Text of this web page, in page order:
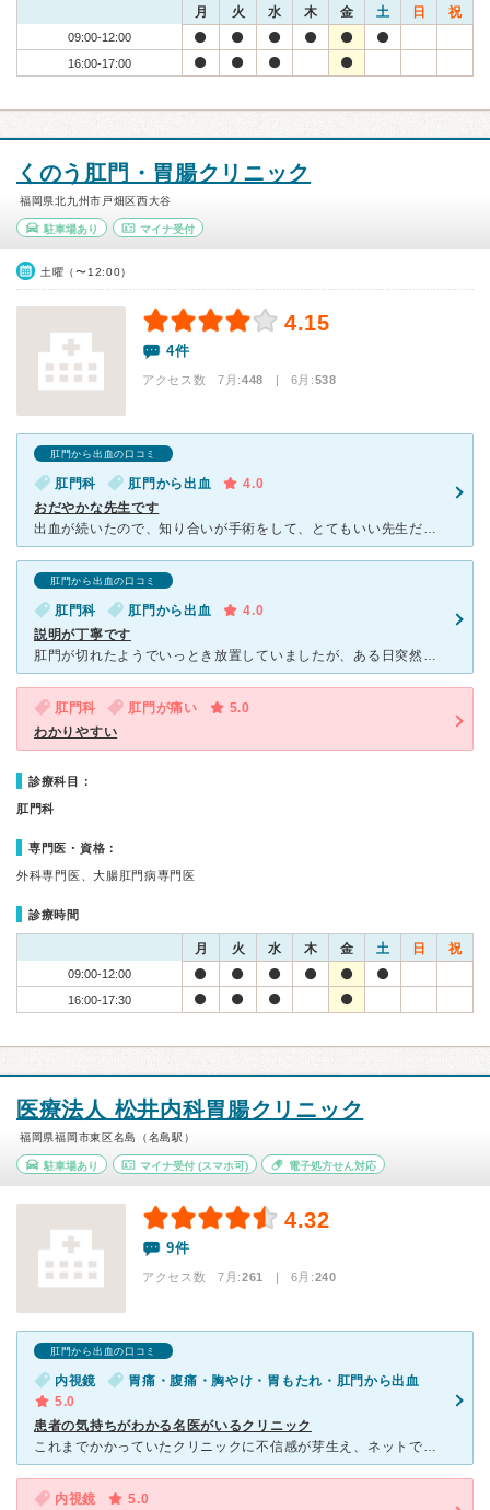
月 火 水 木 金 土 日 祝
09:00-12:00
16:00-17:00
くのう肛門・胃腸クリニック
福岡県北九州市戸畑区西大谷
駐車場あり マイナ受付
土曜（〜12:00）
4.15
4件
アクセス数 7月:448 | 6月:538
肛門から出血の口コミ
肛門科 肛門から出血
4.0
おだやかな先生です
出血が続いたので、知り合いが手術をして、とてもいい先生だからと教えられ、こちらの医院を受診しました。 初診は、腸が張っていると言われ、電気治療をしました。自分では全く変わりはなかったのですが、言われ
肛門から出血の口コミ
肛門科 肛門から出血
4.0
説明が丁寧です
肛門が切れたようでいっとき放置していましたが、ある日突然便器が真っ赤になるくらい出血をしてしまい受診しました。 最初はかなり恥ずかしさもありました。 ベッドで横になって診てもらいモニターがありそれ
肛門科 肛門が痛い
5.0
わかりやすい
診療科目：
肛門科
専門医・資格：
外科専門医、大腸肛門病専門医
診療時間
月 火 水 木 金 土 日 祝
09:00-12:00
16:00-17:30
医療法人 松井内科胃腸クリニック
福岡県福岡市東区名島（名島駅）
駐車場あり マイナ受付(スマホ可) 電子処方せん対応
4.32
9件
アクセス数 7月:261 | 6月:240
肛門から出血の口コミ
内視鏡
胃痛・腹痛・胸やけ・胃もたれ・肛門から出血
5.0
患者の気持ちがわかる名医がいるクリニック
これまでかかっていたクリニックに不信感が芽生え、ネットで探していきました。 初めて行く時はどこも不安ですが、先生がこちらの目を見て聴診器を当てしっかりと訴えを聞いて下さるので、一気に安心感に変わり、
内視鏡
5.0